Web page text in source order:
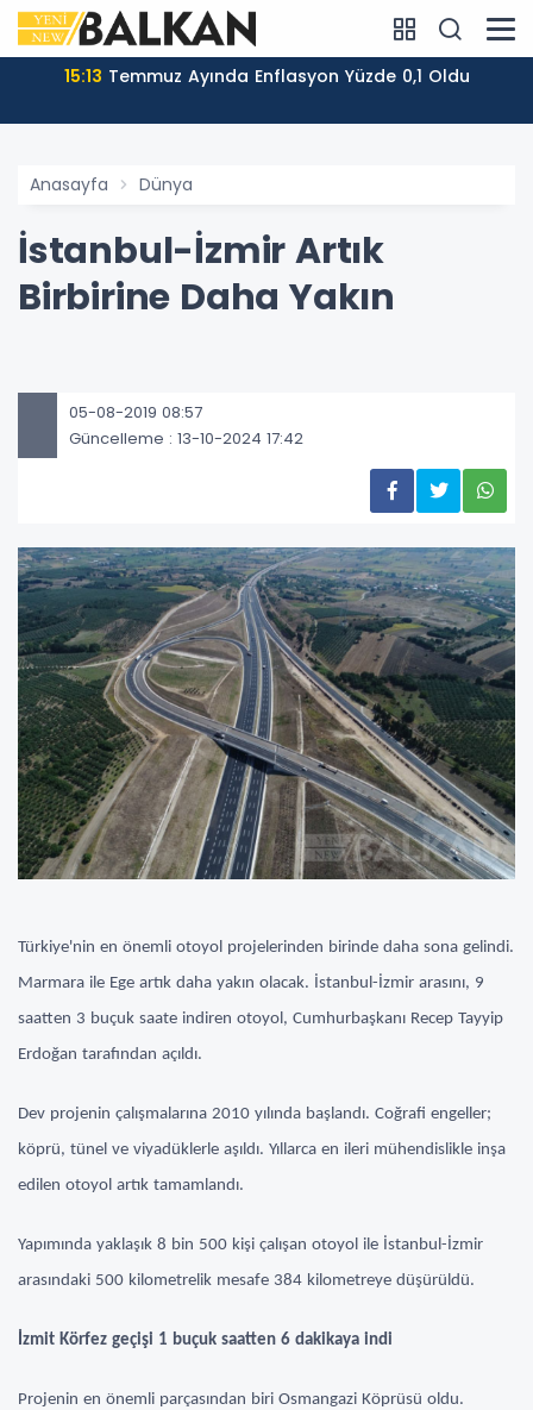
15:13 Temmuz Ayında Enflasyon Yüzde 0,1 Oldu
Anasayfa Dünya
İstanbul-İzmir Artık
Birbirine Daha Yakın
05-08-2019 08:57
Güncelleme : 13-10-2024 17:42
Türkiye'nin en önemli otoyol projelerinden birinde daha sona gelindi.
Marmara ile Ege artık daha yakın olacak. İstanbul-İzmir arasını, 9
saatten 3 buçuk saate indiren otoyol, Cumhurbaşkanı Recep Tayyip
Erdoğan tarafından açıldı.
Dev projenin çalışmalarına 2010 yılında başlandı. Coğrafi engeller;
köprü, tünel ve viyadüklerle aşıldı. Yıllarca en ileri mühendislikle inşa
edilen otoyol artık tamamlandı.
Yapımında yaklaşık 8 bin 500 kişi çalışan otoyol ile İstanbul-İzmir
arasındaki 500 kilometrelik mesafe 384 kilometreye düşürüldü.
İzmit Körfez geçişi 1 buçuk saatten 6 dakikaya indi
Projenin en önemli parçasından biri Osmangazi Köprüsü oldu.